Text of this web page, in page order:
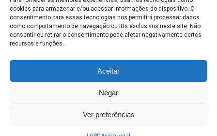
cookies para armazenar e/ou acessar informações do dispositivo. O
consentimento para essas tecnologias nos permitirá processar dados
como comportamento de navegação ou IDs exclusivos neste site. Não
consentir ou retirar o consentimento pode afetar negativamente certos
recursos e funções.
Aceitar
Negar
Ver preferências
MAPA DO SITE
SEDE DO ADMINISTRATIVO MUNICIPAL - Avenida